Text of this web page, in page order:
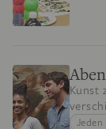
Kunst